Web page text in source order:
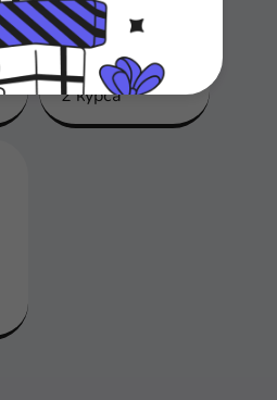
Менеджмен
т
2 курса